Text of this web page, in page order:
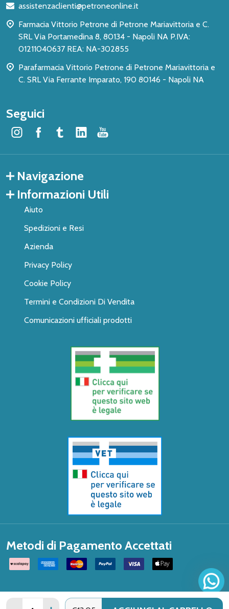
Quantità:
pagina
assistenzaclienti@petroneonline.it
Farmacia Vittorio Petrone di Petrone Mariavittoria e C.
SRL Via Portamedina 8, 80134 - Napoli NA P.IVA:
01211040637 REA: NA-302855
Parafarmacia Vittorio Petrone di Petrone Mariavittoria e
C. SRL Via Ferrante Imparato, 190 80146 - Napoli NA
Seguici
Navigazione
Informazioni Utili
Aiuto
Spedizioni e Resi
Azienda
Privacy Policy
Cookie Policy
Termini e Condizioni Di Vendita
Comunicazioni ufficiali prodotti
Metodi di Pagamento Accettati